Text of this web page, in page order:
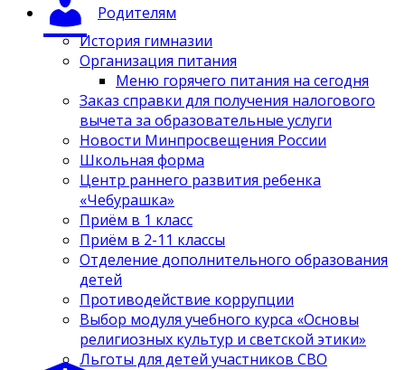
Родителям
История гимназии
Организация питания
Меню горячего питания на сегодня
Заказ справки для получения налогового
вычета за образовательные услуги
Новости Минпросвещения России
Школьная форма
Центр раннего развития ребенка
«Чебурашка»
Приём в 1 класс
Приём в 2-11 классы
Отделение дополнительного образования
детей
Противодействие коррупции
Выбор модуля учебного курса «Основы
религиозных культур и светской этики»
Льготы для детей участников СВО